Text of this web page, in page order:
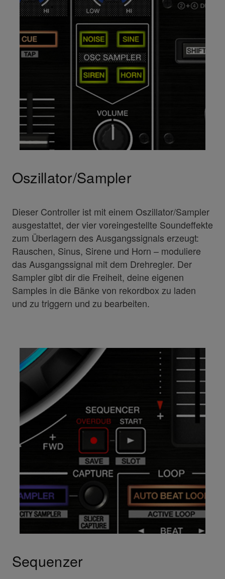
Oszillator/Sampler
Dieser Controller ist mit einem Oszillator/Sampler
ausgestattet, der vier voreingestellte Soundeffekte
zum Überlagern des Ausgangssignals erzeugt:
Rauschen, Sinus, Sirene und Horn – moduliere
das Ausgangssignal mit dem Drehregler. Der
Sampler gibt dir die Freiheit, deine eigenen
Samples in die Bänke von rekordbox zu laden
und zu triggern und zu bearbeiten.
Sequenzer